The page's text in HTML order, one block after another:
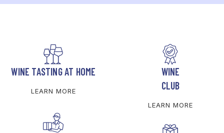
WINE TASTING AT HOME
LEARN MORE
WINE
CLUB
LEARN MORE